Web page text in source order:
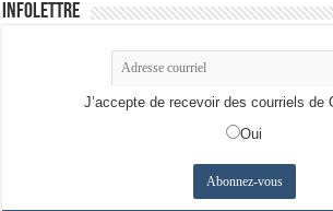
Infolettre
J’accepte de recevoir des courriels de
Oui